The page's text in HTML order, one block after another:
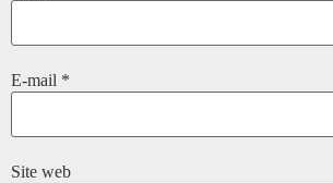
E-mail *
Site web